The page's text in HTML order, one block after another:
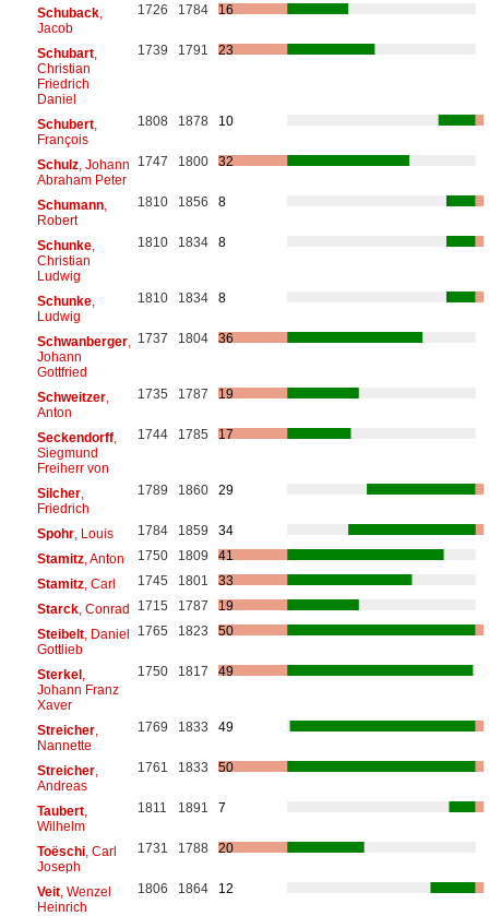
Schuback,
Jacob
1726 1784 16
Schubart,
Christian
Friedrich
Daniel
1739 1791 23
Schubert,
François
1808 1878 10
Schulz, Johann
Abraham Peter
1747 1800 32
Schumann,
Robert
1810 1856 8
Schunke,
Christian
Ludwig
1810 1834 8
Schunke,
Ludwig
1810 1834 8
Schwanberger,
Johann
Gottfried
1737 1804 36
Schweitzer,
Anton
1735 1787 19
Seckendorff,
Siegmund
Freiherr von
1744 1785 17
Silcher,
Friedrich
1789 1860 29
Spohr, Louis 1784 1859
34
Stamitz, Anton 1750 1809
41
Stamitz, Carl 1745 1801
33
Starck, Conrad 1715 1787
19
Steibelt, Daniel
Gottlieb
1765 1823 50
Sterkel,
Johann Franz
Xaver
1750 1817 49
Streicher,
Nannette
1769 1833 49
Streicher,
Andreas
1761 1833 50
Taubert,
Wilhelm
1811 1891 7
Toëschi, Carl
Joseph
1731 1788 20
Veit, Wenzel
Heinrich
1806 1864 12